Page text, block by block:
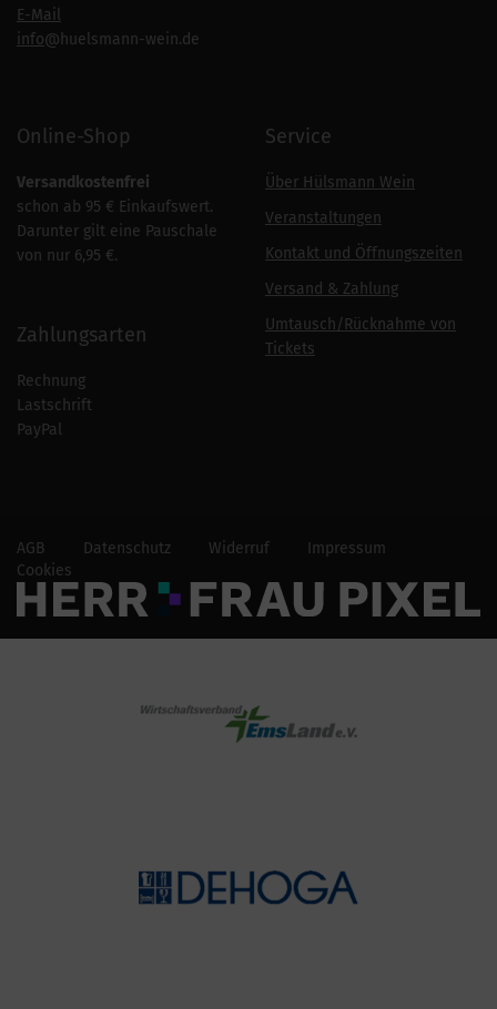
E-Mail
info@huelsmann-wein.de
Online-Shop
Versandkostenfrei
schon ab 95 € Einkaufswert.
Darunter gilt eine Pauschale
von nur 6,95 €.
Zahlungsarten
Rechnung
Lastschrift
PayPal
Service
Über Hülsmann Wein
Veranstaltungen
Kontakt und Öffnungszeiten
Versand & Zahlung
Umtausch/Rücknahme von
Tickets
AGB Datenschutz Widerruf
Impressum
Cookies